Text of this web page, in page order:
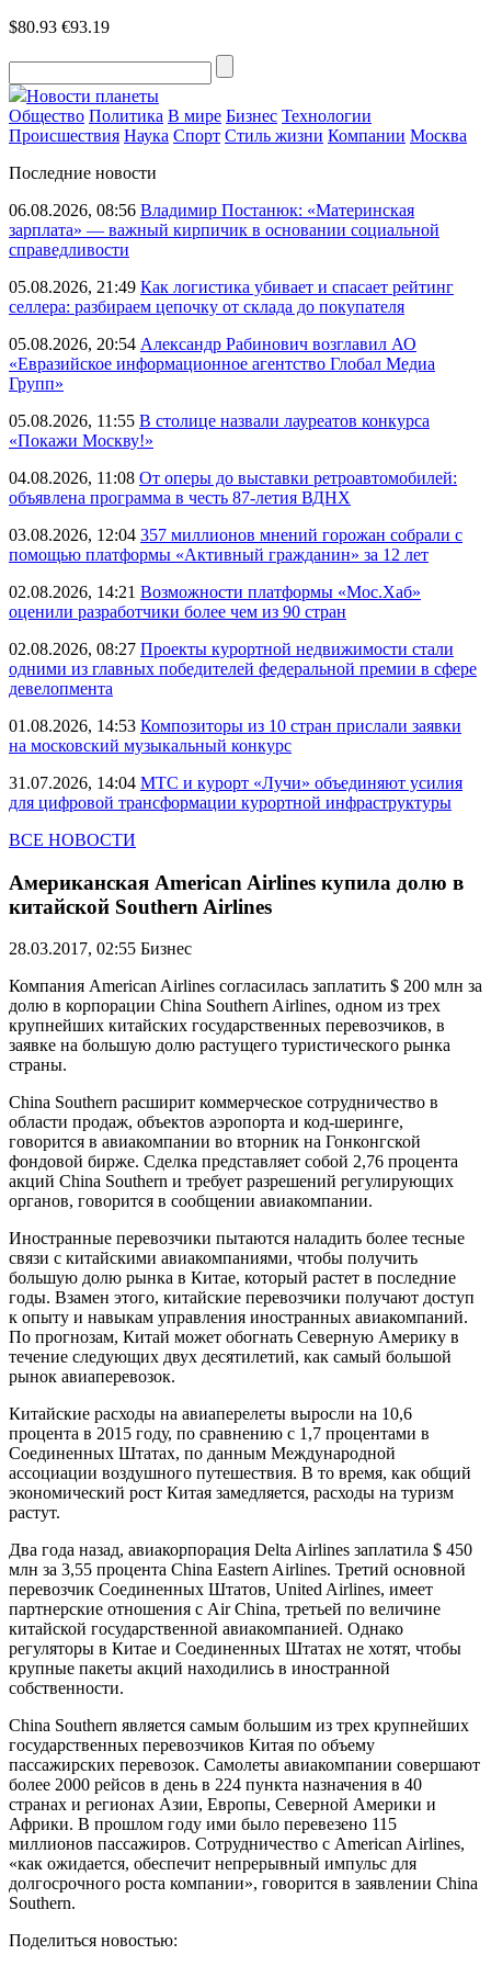
$80.93 €93.19
Новости планеты
Общество Политика В мире Бизнес Технологии
Происшествия Наука Спорт Стиль жизни Компании Москва
Последние новости
06.08.2026, 08:56 Владимир Постанюк: «Материнская
зарплата» — важный кирпичик в основании социальной
справедливости
05.08.2026, 21:49 Как логистика убивает и спасает рейтинг
селлера: разбираем цепочку от склада до покупателя
05.08.2026, 20:54 Александр Рабинович возглавил АО
«Евразийское информационное агентство Глобал Медиа
Групп»
05.08.2026, 11:55 В столице назвали лауреатов конкурса
«Покажи Москву!»
04.08.2026, 11:08 От оперы до выставки ретроавтомобилей:
объявлена программа в честь 87-летия ВДНХ
03.08.2026, 12:04 357 миллионов мнений горожан собрали с
помощью платформы «Активный гражданин» за 12 лет
02.08.2026, 14:21 Возможности платформы «Мос.Хаб»
оценили разработчики более чем из 90 стран
02.08.2026, 08:27 Проекты курортной недвижимости стали
одними из главных победителей федеральной премии в сфере
девелопмента
01.08.2026, 14:53 Композиторы из 10 стран прислали заявки
на московский музыкальный конкурс
31.07.2026, 14:04 МТС и курорт «Лучи» объединяют усилия
для цифровой трансформации курортной инфраструктуры
ВСЕ НОВОСТИ
Американская American Airlines купила долю в
китайской Southern Airlines
28.03.2017, 02:55 Бизнес
Компания American Airlines согласилась заплатить $ 200 млн за
долю в корпорации China Southern Airlines, одном из трех
крупнейших китайских государственных перевозчиков, в
заявке на большую долю растущего туристического рынка
страны.
China Southern расширит коммерческое сотрудничество в
области продаж, объектов аэропорта и код-шеринге,
говорится в авиакомпании во вторник на Гонконгской
фондовой бирже. Сделка представляет собой 2,76 процента
акций China Southern и требует разрешений регулирующих
органов, говорится в сообщении авиакомпании.
Иностранные перевозчики пытаются наладить более тесные
связи с китайскими авиакомпаниями, чтобы получить
большую долю рынка в Китае, который растет в последние
годы. Взамен этого, китайские перевозчики получают доступ
к опыту и навыкам управления иностранных авиакомпаний.
По прогнозам, Китай может обогнать Северную Америку в
течение следующих двух десятилетий, как самый большой
рынок авиаперевозок.
Китайские расходы на авиаперелеты выросли на 10,6
процента в 2015 году, по сравнению с 1,7 процентами в
Соединенных Штатах, по данным Международной
ассоциации воздушного путешествия. В то время, как общий
экономический рост Китая замедляется, расходы на туризм
растут.
Два года назад, авиакорпорация Delta Airlines заплатила $ 450
млн за 3,55 процента China Eastern Airlines. Третий основной
перевозчик Соединенных Штатов, United Airlines, имеет
партнерские отношения с Air China, третьей по величине
китайской государственной авиакомпанией. Однако
регуляторы в Китае и Соединенных Штатах не хотят, чтобы
крупные пакеты акций находились в иностранной
собственности.
China Southern является самым большим из трех крупнейших
государственных перевозчиков Китая по объему
пассажирских перевозок. Самолеты авиакомпании совершают
более 2000 рейсов в день в 224 пункта назначения в 40
странах и регионах Азии, Европы, Северной Америки и
Африки. В прошлом году ими было перевезено 115
миллионов пассажиров. Сотрудничество с American Airlines,
«как ожидается, обеспечит непрерывный импульс для
долгосрочного роста компании», говорится в заявлении China
Southern.
Поделиться новостью: